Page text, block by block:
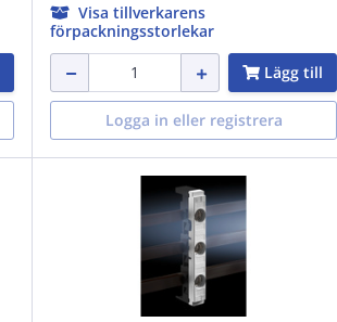
Visa tillverkarens
förpackningsstorlekar
Lägg till
Logga in eller registrera